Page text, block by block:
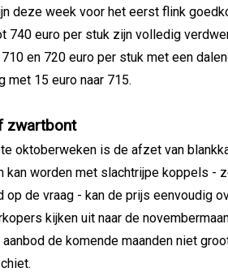
deze week voor het eerst flink
740 euro per stuk zijn volledig
en 720 euro per stuk met een
met 15 euro naar 715.
zwartbont
oktoberweken is de afzet van
kan worden met slachtrijpe koppels -
op de vraag - kan de prijs eenvoudig
kijken uit naar de
aanbod de komende maanden niet